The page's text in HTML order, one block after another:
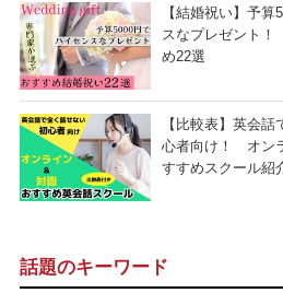
【結婚祝い】予
スなプレゼント
め22選
【比較表】英会
心者向け！ オン
すすめスクール紹
話題のキーワード